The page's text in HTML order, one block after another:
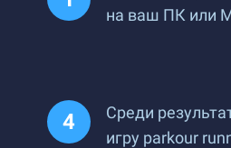
на ваш ПК или
Среди
игру parkour